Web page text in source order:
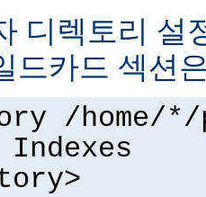
디렉토리 설
드카드 섹션
/home/